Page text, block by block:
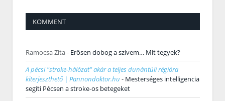
KOMMENT
Ramocsa Zita- Erősen dobog a szívem… Mit tegyek?
A pécsi "stroke-hálózat" akár a teljes dunántúli régióra
kiterjeszthető | Pannondoktor.hu - Mesterséges intelligencia
segíti Pécsen a stroke-os betegeket